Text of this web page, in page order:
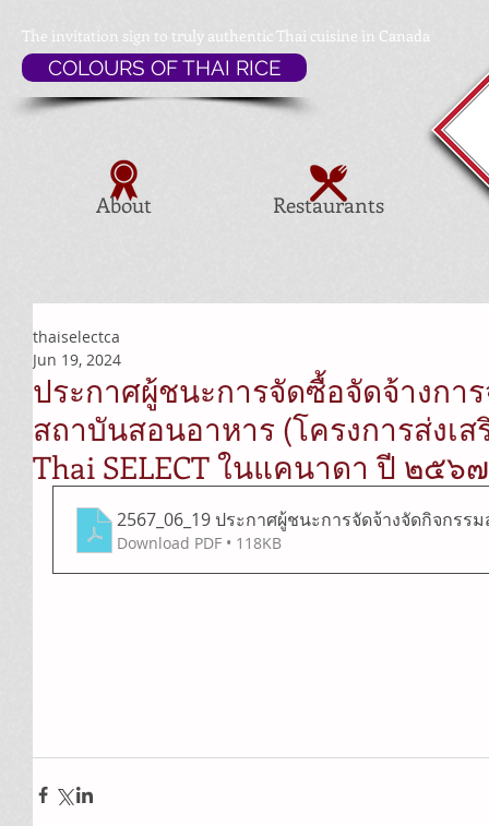
Restaurants
About
The invitation sign to truly authentic Thai cuisine in Canada
COLOURS OF THAI RICE
ประกาศผู้ชนะการจัดซื้อจัดจ้างกา
สถาบันสอนอาหาร (โครงการส่งเ
Thai SELECT ในแคนาดา ปี ๒๕๖
thaiselectca
Jun 19, 2024
2567_06_19 ประกาศผู้ชนะการจัดจ้างจัดกิจกร
Download PDF • 118KB